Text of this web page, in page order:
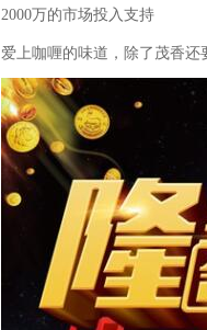
2000万的市场投入支持
爱上咖喱的味道，除了茂香还